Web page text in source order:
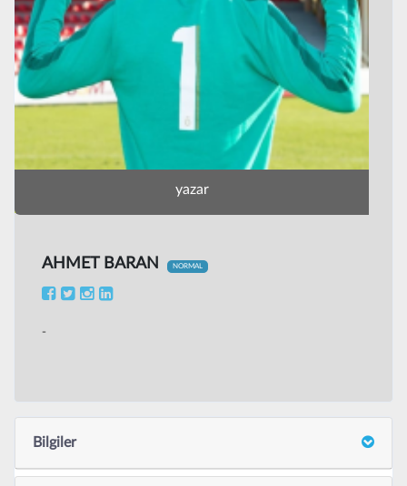
yazar
AHMET BARAN NORMAL
-
Bilgiler